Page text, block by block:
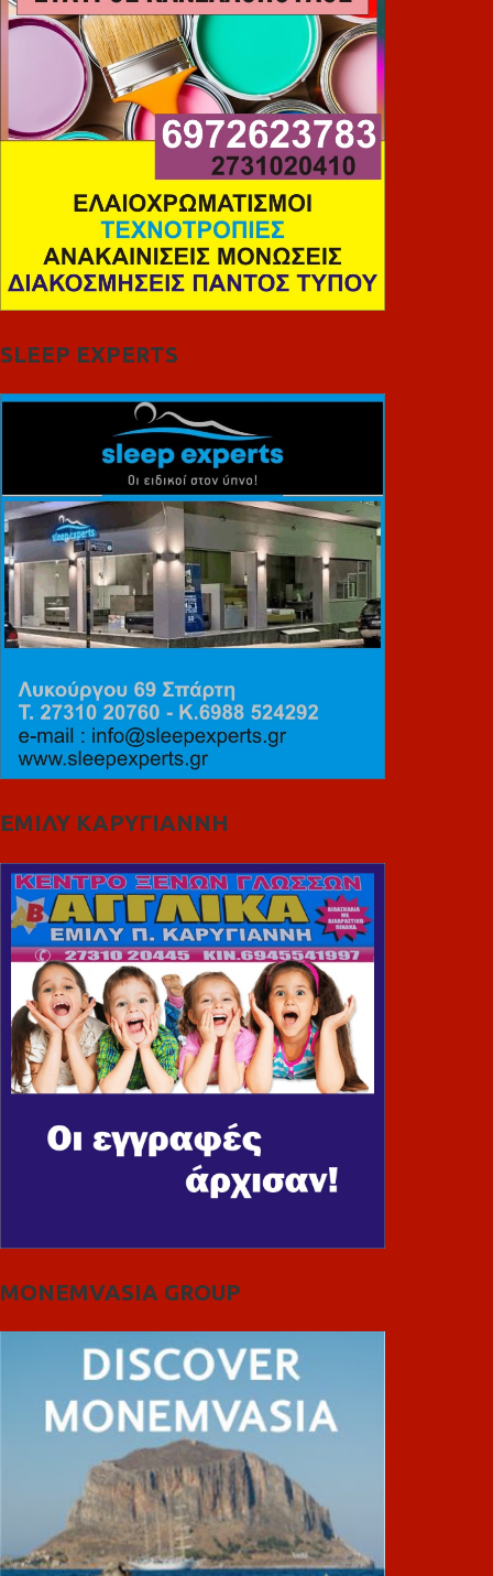
SLEEP EXPERTS
ΕΜΙΛΥ ΚΑΡΥΓΙΑΝΝΗ
MONEMVASIA GROUP